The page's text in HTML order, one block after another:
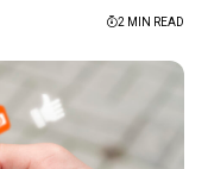
2 MIN READ